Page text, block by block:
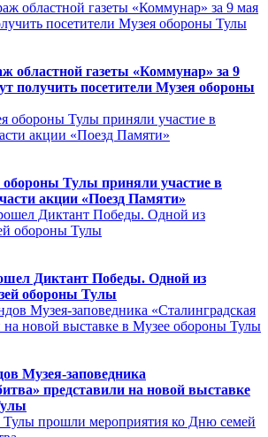
областной газеты «Коммунар» за 9
получить посетители Музея обороны
Тулы приняли участие в
акции «Поезд Памяти»
Диктант Победы. Одной из
обороны Тулы
Музея-заповедника
представили на новой выставке